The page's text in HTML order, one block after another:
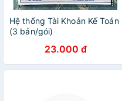
Hệ thống Tài Khoản Kế Toán
(3 bản/gói)
23.000 đ